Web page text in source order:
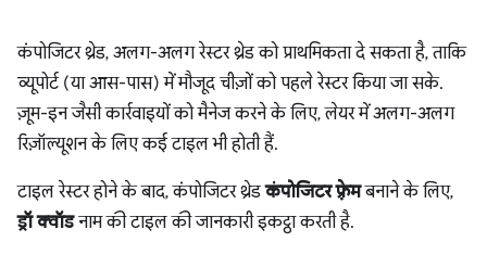
कंपोजिटर थ्रेड, अलग-अलग रेस्टर थ्रेड को प्राथमिकता दे सकता है, ताकि
व्यूपोर्ट (या आस-पास) में मौजूद चीज़ों को पहले रेस्टर किया जा सके.
ज़ूम-इन जैसी कार्रवाइयों को मैनेज करने के लिए, लेयर में अलग-अलग
रिज़ॉल्यूशन के लिए कई टाइल भी होती हैं.
टाइल रेस्टर होने के बाद, कंपोजिटर थ्रेडकंपोजिटर फ़्रेमबनाने के लिए,
ड्रॉ क्वॉडनाम की टाइल की जानकारी इकट्ठा करती है.